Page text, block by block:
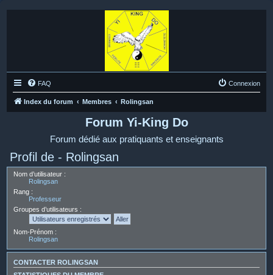
FAQ Connexion
Index du forum Membres Rolingsan
Forum Yi-King Do
Forum dédié aux pratiquants et enseignants
Profil de - Rolingsan
Nom d’utilisateur :
Rolingsan
Rang :
Professeur
Groupes d’utilisateurs :
Nom-Prénom :
Rolingsan
CONTACTER ROLINGSAN